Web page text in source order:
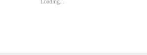
Loading...